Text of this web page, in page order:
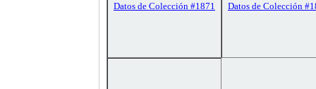
Datos de Colección #1871
Datos de Colección